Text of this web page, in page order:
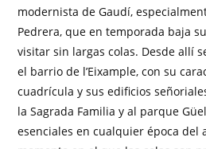
modernista de Gaudí,
Pedrera, que en temporada baja
visitar sin largas colas. Desde allí
el barrio de l’Eixample, con su
cuadrícula y sus edificios
la Sagrada Familia y al parque
esenciales en cualquier época del